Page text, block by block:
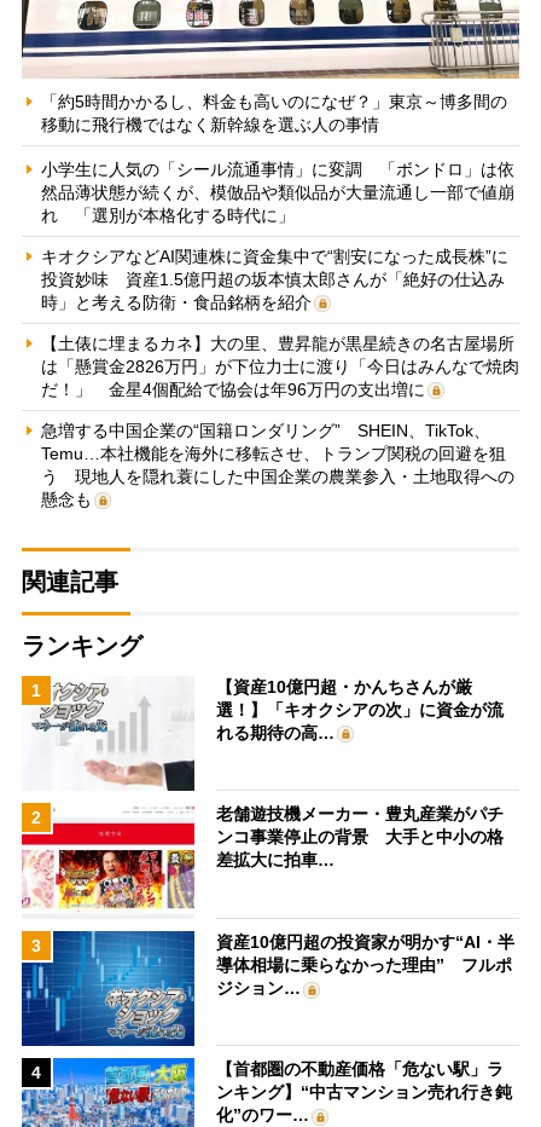
「約5時間かかるし、料金も高いのになぜ？」東京～博多間の
移動に飛行機ではなく新幹線を選ぶ人の事情
小学生に人気の「シール流通事情」に変調 「ボンドロ」は依
然品薄状態が続くが、模倣品や類似品が大量流通し一部で値崩
れ 「選別が本格化する時代に」
キオクシアなどAI関連株に資金集中で“割安になった成長株”に
投資妙味 資産1.5億円超の坂本慎太郎さんが「絶好の仕込み
時」と考える防衛・食品銘柄を紹介
【土俵に埋まるカネ】大の里、豊昇龍が黒星続きの名古屋場所
は「懸賞金2826万円」が下位力士に渡り「今日はみんなで焼肉
だ！」 金星4個配給で協会は年96万円の支出増に
急増する中国企業の“国籍ロンダリング” SHEIN、TikTok、
Temu…本社機能を海外に移転させ、トランプ関税の回避を狙
う 現地人を隠れ蓑にした中国企業の農業参入・土地取得への
懸念も
関連記事
ランキング
1
【資産10億円超・かんちさんが厳
選！】「キオクシアの次」に資金が流
れる期待の高…
2
老舗遊技機メーカー・豊丸産業がパチ
ンコ事業停止の背景 大手と中小の格
差拡大に拍車…
3
資産10億円超の投資家が明かす“AI・半
導体相場に乗らなかった理由” フルポ
ジション…
4
【首都圏の不動産価格「危ない駅」ラ
ンキング】“中古マンション売れ行き鈍
化”のワー…